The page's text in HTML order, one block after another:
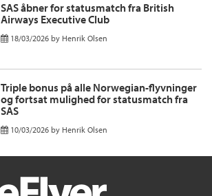
SAS åbner for statusmatch fra British
Airways Executive Club
18/03/2026 by Henrik Olsen
Triple bonus på alle Norwegian-flyvninger
og fortsat mulighed for statusmatch fra
SAS
10/03/2026 by Henrik Olsen